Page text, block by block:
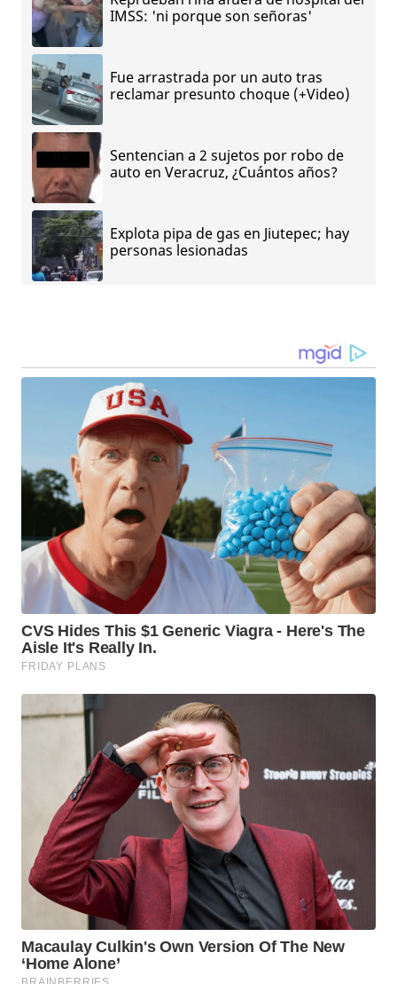
IMSS: 'ni porque son señoras'
Fue arrastrada por un auto tras
reclamar presunto choque (+Video)
Sentencian a 2 sujetos por robo de
auto en Veracruz, ¿Cuántos años?
Explota pipa de gas en Jiutepec; hay
personas lesionadas